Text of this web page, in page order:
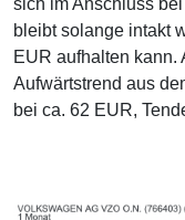
bleibt solange intakt
EUR aufhalten kann.
Aufwärtstrend aus
bei ca. 62 EUR,